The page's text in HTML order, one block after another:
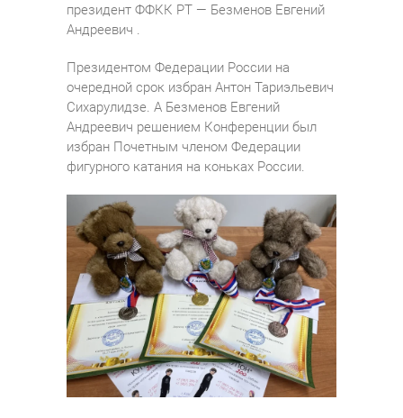
президент ФФКК РТ — Безменов Евгений
Андреевич .
Президентом Федерации России на
очередной срок избран Антон Тариэльевич
Сихарулидзе. А Безменов Евгений
Андреевич решением Конференции был
избран Почетным членом Федерации
фигурного катания на коньках России.